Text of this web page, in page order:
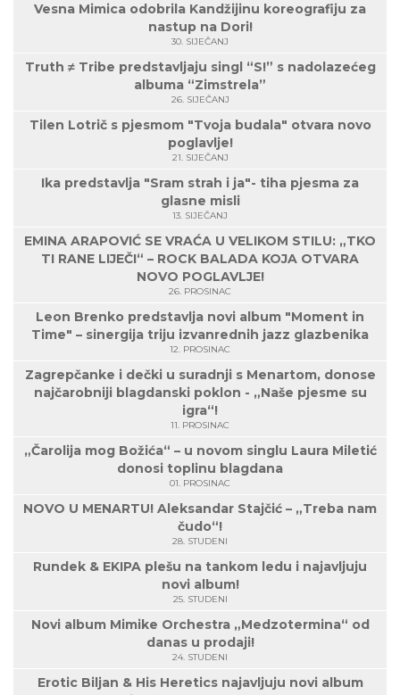
Vesna Mimica odobrila Kandžijinu koreografiju za
nastup na Dori!
30. SIJEČANJ
Truth ≠ Tribe predstavljaju singl “S!” s nadolazećeg
albuma “Zimstrela”
26. SIJEČANJ
Tilen Lotrič s pjesmom "Tvoja budala" otvara novo
poglavlje!
21. SIJEČANJ
Ika predstavlja "Sram strah i ja"- tiha pjesma za
glasne misli
13. SIJEČANJ
EMINA ARAPOVIĆ SE VRAĆA U VELIKOM STILU: „TKO
TI RANE LIJEČI“ – ROCK BALADA KOJA OTVARA
NOVO POGLAVLJE!
26. PROSINAC
Leon Brenko predstavlja novi album "Moment in
Time" – sinergija triju izvanrednih jazz glazbenika
12. PROSINAC
Zagrepčanke i dečki u suradnji s Menartom, donose
najčarobniji blagdanski poklon - „Naše pjesme su
igra“!
11. PROSINAC
„Čarolija mog Božića“ – u novom singlu Laura Miletić
donosi toplinu blagdana
01. PROSINAC
NOVO U MENARTU! Aleksandar Stajčić – „Treba nam
čudo“!
28. STUDENI
Rundek & EKIPA plešu na tankom ledu i najavljuju
novi album!
25. STUDENI
Novi album Mimike Orchestra „Medzotermina“ od
danas u prodaji!
24. STUDENI
Erotic Biljan & His Heretics najavljuju novi album